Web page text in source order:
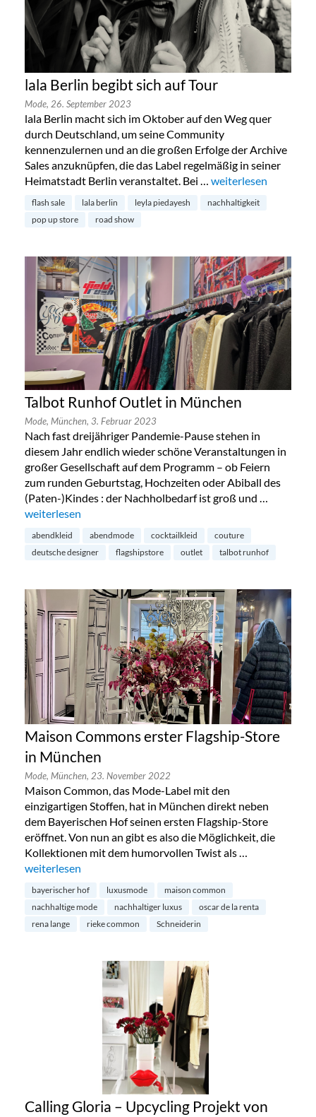
lala Berlin begibt sich auf Tour
Mode, 26. September 2023
lala Berlin macht sich im Oktober auf den Weg quer
durch Deutschland, um seine Community
kennenzulernen und an die großen Erfolge der Archive
Sales anzuknüpfen, die das Label regelmäßig in seiner
Heimatstadt Berlin veranstaltet. Bei … „lala Berlin begibt
weiterlesen
flash sale lala berlin leyla piedayesh
nachhaltigkeit
pop up store
road show
Talbot Runhof Outlet in München
Mode, München, 3. Februar 2023
Nach fast dreijähriger Pandemie-Pause stehen in
diesem Jahr endlich wieder schöne Veranstaltungen in
großer Gesellschaft auf dem Programm – ob Feiern
zum runden Geburtstag, Hochzeiten oder Abiball des
(Paten-)Kindes : der Nachholbedarf ist groß und …
„Talbot Runhof Outlet in München“
weiterlesen
abendkleid abendmode cocktailkleid
couture
deutsche designer
flagshipstore outlet talbot runhof
Maison Commons erster Flagship-Store
in München
Mode, München, 23. November 2022
Maison Common, das Mode-Label mit den
einzigartigen Stoffen, hat in München direkt neben
dem Bayerischen Hof seinen ersten Flagship-Store
eröffnet. Von nun an gibt es also die Möglichkeit, die
Kollektionen mit dem humorvollen Twist als …
„Maison Commons erster Flagship-Store in München“
weiterlesen
bayerischer hof luxusmode
maison common
nachhaltige mode
nachhaltiger luxus
oscar de la renta
rena lange
rieke common Schneiderin
Calling Gloria – Upcycling Projekt von